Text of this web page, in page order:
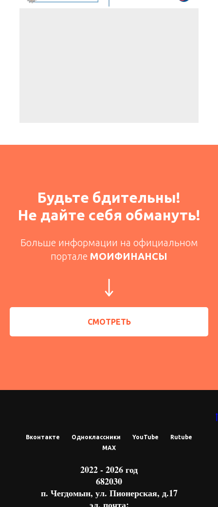
Будьте бдительны!
Не дайте себя обмануть!
Больше информации на официальном
портале МОИФИНАНСЫ
СМОТРЕТЬ
Вконтакте Одноклассники YouTube
Rutube
МАХ
2022 - 2026 год
682030
п. Чегдомын, ул. Пионерская, д.17
эл. почта: